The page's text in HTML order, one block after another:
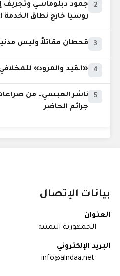
2
جمود دبلوماسي وتجريف
روسيا خارج نطاق الخدمة
3 قحطان مقاتلاً وليس مدنياً(2-
4 «القيد والمرود»
5
ناشر العبسي.. من
جرائم الحاضر
بيانات الإتصال
العنوان
الجمهورية اليمنية
البريد الإلكتروني
info@alndaa.net